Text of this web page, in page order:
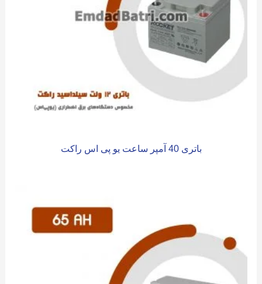
باتری 40 آمپر ساعت یو پی اس راکت